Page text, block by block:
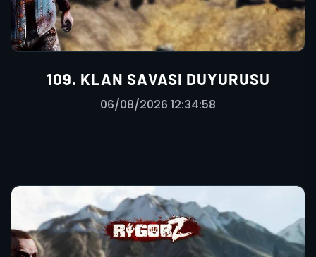
109. KLAN SAVASI DUYURUSU
06/08/2026 12:34:58